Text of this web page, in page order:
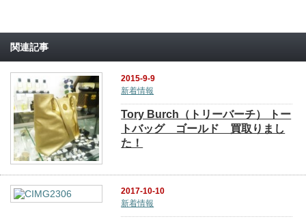
関連記事
2015-9-9
新着情報
Tory Burch（トリーバーチ） トー
トバッグ ゴールド 買取りまし
た！
2017-10-10
新着情報